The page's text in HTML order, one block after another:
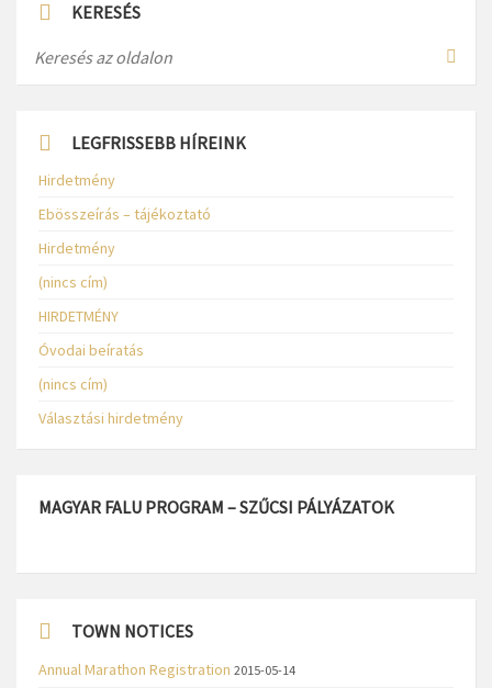
KERESÉS
LEGFRISSEBB HÍREINK
Hirdetmény
Ebösszeírás – tájékoztató
Hirdetmény
(nincs cím)
HIRDETMÉNY
Óvodai beíratás
(nincs cím)
Választási hirdetmény
MAGYAR FALU PROGRAM – SZŰCSI PÁLYÁZATOK
TOWN NOTICES
Annual Marathon Registration 2015-05-14